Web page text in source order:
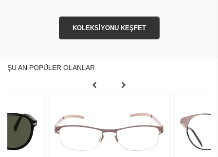
KOLEKSİYONU KEŞFET
ŞU AN POPÜLER OLANLAR